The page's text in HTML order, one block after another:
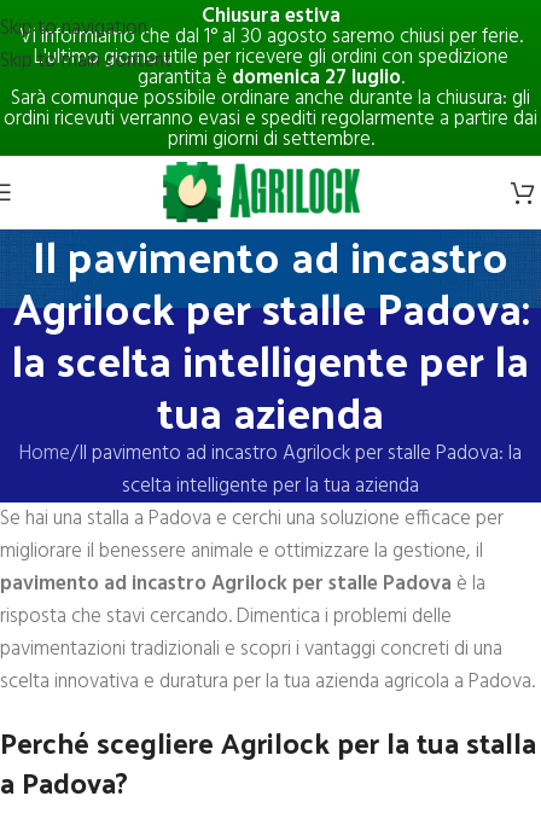
Chiusura estiva
Vi informiamo che dal 1° al 30 agosto saremo chiusi per ferie.
L'ultimo giorno utile per ricevere gli ordini con spedizione
garantita è domenica 27 luglio.
Sarà comunque possibile ordinare anche durante la chiusura: gli
ordini ricevuti verranno evasi e spediti regolarmente a partire dai
primi giorni di settembre.
Skip to navigation
Skip to main content
Il pavimento ad incastro
Agrilock per stalle Padova:
la scelta intelligente per la
tua azienda
Home Il pavimento ad incastro Agrilock per stalle Padova: la
scelta intelligente per la tua azienda
Se hai una stalla a Padova e cerchi una soluzione efficace per
migliorare il benessere animale e ottimizzare la gestione, il
pavimento ad incastro Agrilock per stalle Padova è la
risposta che stavi cercando. Dimentica i problemi delle
pavimentazioni tradizionali e scopri i vantaggi concreti di una
scelta innovativa e duratura per la tua azienda agricola a Padova.
Perché scegliere Agrilock per la tua stalla
a Padova?